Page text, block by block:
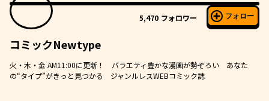
5,470 フォロワー フォロー
コミックNewtype
火・木・金 AM11:00に更新！ バラエティ豊かな漫画が勢ぞろい あなた
の“タイプ”がきっと見つかる ジャンルレスWEBコミック誌